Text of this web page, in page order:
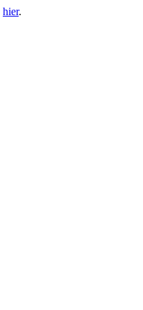
hier.